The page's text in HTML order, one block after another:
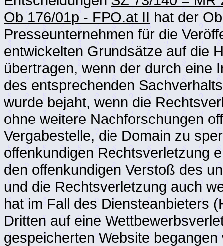
Ob 176/01p - FPO.at II hat der
Presseunternehmen für die
entwickelten Grundsätze auf die
übertragen, wenn der durch eine
des entsprechenden
wurde bejaht, wenn die
ohne weitere Nachforschungen
Vergabestelle, die Domain zu
offenkundigen Rechtsverletzung
den offenkundigen Verstoß des
und die Rechtsverletzung auch
hat im Fall des Diensteanbieters
Dritten auf eine
gespeicherten Website begangen